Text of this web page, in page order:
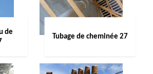
de
Tubage de cheminée 27